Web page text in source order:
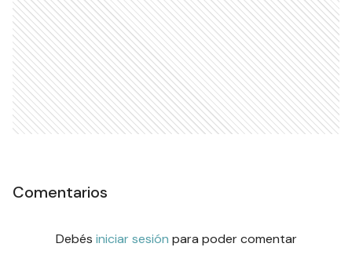
Comentarios
Debés iniciar sesión para poder comentar